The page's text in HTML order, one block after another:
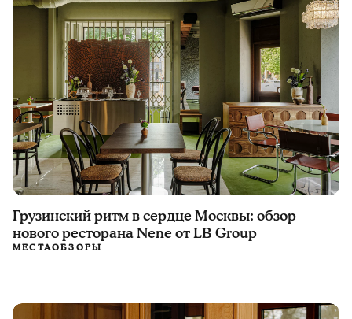
Грузинский ритм в сердце Москвы: обзор
нового ресторана Nene от LB Group
МЕСТАОБЗОРЫ